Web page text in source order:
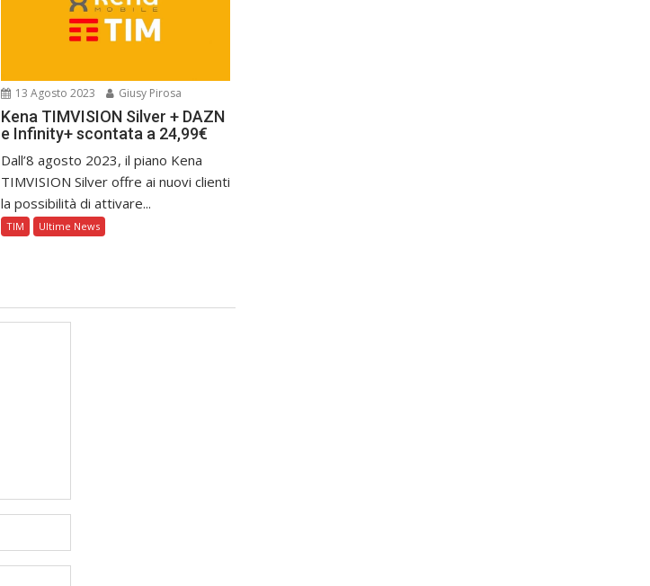
13 Agosto 2023 Giusy Pirosa
Kena TIMVISION Silver + DAZN
e Infinity+ scontata a 24,99€
Dall’8 agosto 2023, il piano Kena
TIMVISION Silver offre ai nuovi clienti
la possibilità di attivare...
TIM Ultime News